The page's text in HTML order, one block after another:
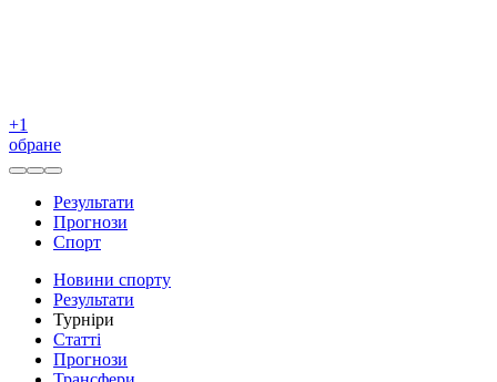
+1
обране
Результати
Прогнози
Спорт
Новини спорту
Результати
Турніри
Статті
Прогнози